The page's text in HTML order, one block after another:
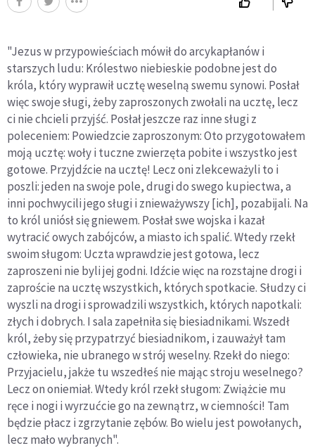
"Jezus w przypowieściach mówił do arcykapłanów i
starszych ludu: Królestwo niebieskie podobne jest do
króla, który wyprawił ucztę weselną swemu synowi. Posłał
więc swoje sługi, żeby zaproszonych zwołali na ucztę, lecz
ci nie chcieli przyjść. Posłał jeszcze raz inne sługi z
poleceniem: Powiedzcie zaproszonym: Oto przygotowałem
moją ucztę: woły i tuczne zwierzęta pobite i wszystko jest
gotowe. Przyjdźcie na ucztę! Lecz oni zlekceważyli to i
poszli: jeden na swoje pole, drugi do swego kupiectwa, a
inni pochwycili jego sługi i znieważywszy [ich], pozabijali. Na
to król uniósł się gniewem. Posłał swe wojska i kazał
wytracić owych zabójców, a miasto ich spalić. Wtedy rzekł
swoim sługom: Uczta wprawdzie jest gotowa, lecz
zaproszeni nie byli jej godni. Idźcie więc na rozstajne drogi i
zaproście na ucztę wszystkich, których spotkacie. Słudzy ci
wyszli na drogi i sprowadzili wszystkich, których napotkali:
złych i dobrych. I sala zapełniła się biesiadnikami. Wszedł
król, żeby się przypatrzyć biesiadnikom, i zauważył tam
człowieka, nie ubranego w strój weselny. Rzekł do niego:
Przyjacielu, jakże tu wszedłeś nie mając stroju weselnego?
Lecz on oniemiał. Wtedy król rzekł sługom: Zwiążcie mu
ręce i nogi i wyrzućcie go na zewnątrz, w ciemności! Tam
będzie płacz i zgrzytanie zębów. Bo wielu jest powołanych,
lecz mało wybranych".